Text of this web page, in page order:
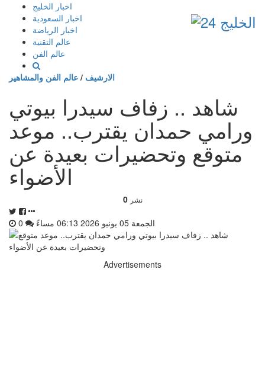
إذهب
المحتوى
اخبار الخليج
اخبار السعودية
اخبار الرياضة
عالم التقنية
عالم الفن
الارشيف / عالم الفن والمشاهير
شاهد .. زفاف سيدرا بيوتي
ورامي حمدان يقترب.. موعد
متوقع وتحضيرات بعيدة عن
الأضواء
0 نشر
الجمعة 05 يونيو 2026 06:13 مساءً
Advertisements